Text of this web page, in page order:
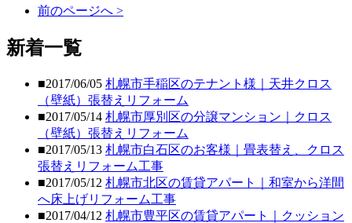
前のページへ >
新着一覧
■2017/06/05 札幌市手稲区のテナント様｜天井クロス
（壁紙）張替えリフォーム
■2017/05/14 札幌市厚別区の分譲マンション｜クロス
（壁紙）張替えリフォーム
■2017/05/13 札幌市白石区のお客様｜畳表替え、クロス
張替えリフォーム工事
■2017/05/12 札幌市北区の賃貸アパート｜和室から洋間
へ床上げリフォーム工事
■2017/04/12 札幌市豊平区の賃貸アパート｜クッション